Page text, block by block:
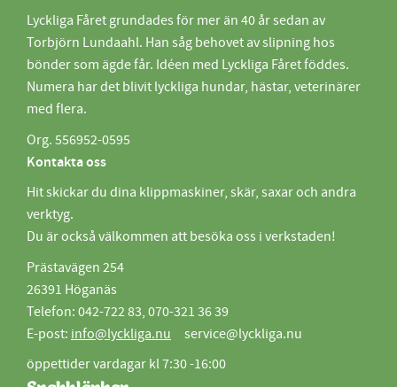
Lyckliga Fåret grundades för mer än 40 år sedan av
Torbjörn Lundaahl. Han såg behovet av slipning hos
bönder som ägde får. Idéen med Lyckliga Fåret föddes.
Numera har det blivit lyckliga hundar, hästar, veterinärer
med flera.
Org. 556952-0595
Kontakta oss
Hit skickar du dina klippmaskiner, skär, saxar och andra
verktyg.
Du är också välkommen att besöka oss i verkstaden!
Prästavägen 254
26391 Höganäs
Telefon: 042-722 83, 070-321 36 39
E-post: info@lyckliga.nu service@lyckliga.nu
öppettider vardagar kl 7:30 -16:00